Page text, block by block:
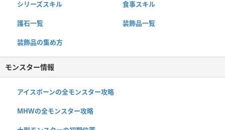
シリーズスキル 食事スキル
護石一覧 装飾品一覧
装飾品の集め方
モンスター情報
アイスボーンの全モンスター攻略
MHWの全モンスター攻略